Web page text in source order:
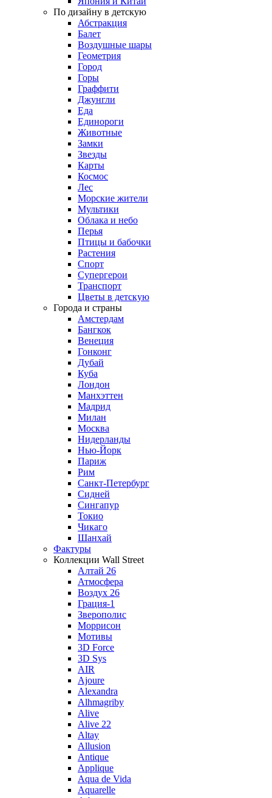
По дизайну в детскую
Абстракция
Балет
Воздушные шары
Геометрия
Город
Горы
Граффити
Джунгли
Еда
Единороги
Животные
Замки
Звезды
Карты
Космос
Лес
Морские жители
Мультики
Облака и небо
Перья
Птицы и бабочки
Растения
Спорт
Супергерои
Транспорт
Цветы в детскую
Города и страны
Амстердам
Бангкок
Венеция
Гонконг
Дубай
Куба
Лондон
Манхэттен
Мадрид
Милан
Москва
Нидерланды
Нью-Йорк
Париж
Рим
Санкт-Петербург
Сидней
Сингапур
Токио
Чикаго
Шанхай
Фактуры
Коллекции Wall Street
Алтай 26
Атмосфера
Воздух 26
Грация-1
Зверополис
Моррисон
Мотивы
3D Force
3D Sys
AIR
Ajoure
Alexandra
Alhmagriby
Alive
Alive 22
Altay
Allusion
Antique
Applique
Aqua de Vida
Aquarelle